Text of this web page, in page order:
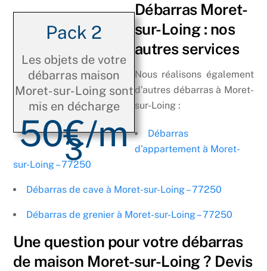
Pack 2
Les objets de votre
débarras maison
Moret-sur-Loing sont
mis en décharge
50€/m
3
Débarras Moret-
sur-Loing : nos
autres services
Nous réalisons également
d’autres débarras à Moret-
sur-Loing :
Débarras
d’appartement à Moret-
sur-Loing – 77250
Débarras de cave à Moret-sur-Loing – 77250
Débarras de grenier à Moret-sur-Loing – 77250
Une question pour votre débarras
de maison Moret-sur-Loing ? Devis